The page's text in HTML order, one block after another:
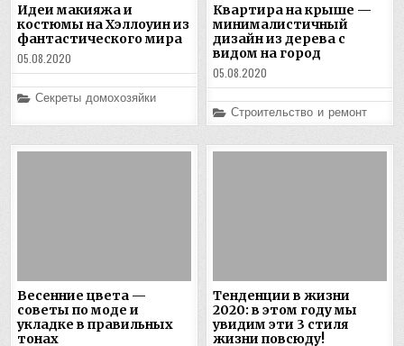
Идеи макияжа и
костюмы на Хэллоуин из
фантастического мира
05.08.2020
Posted
Секреты домохозяйки
Квартира на крыше —
минималистичный
дизайн из дерева с
видом на город
05.08.2020
Posted
in
Строительство и ремонт
Весенние цвета —
советы по моде и
укладке в правильных
тонах
Тенденции в жизни
2020: в этом году мы
увидим эти 3 стиля
жизни повсюду!